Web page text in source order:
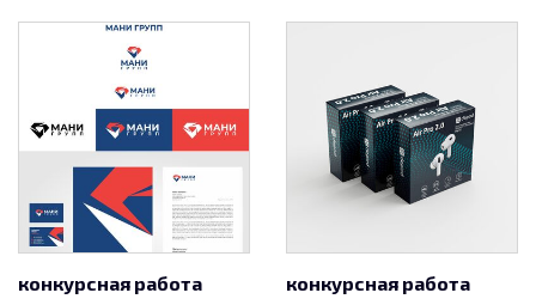
конкурсная работа конкурсная работа